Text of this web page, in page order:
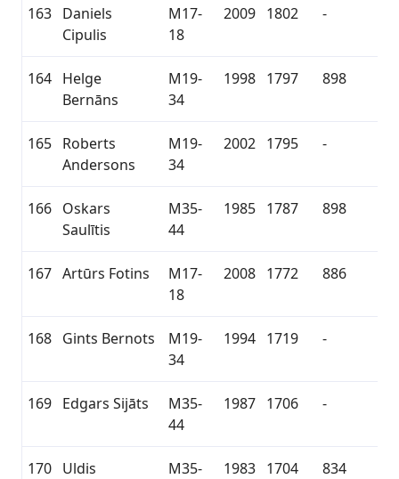
163 Daniels
Cipulis
M17-
18
2009 1802 -
164 Helge
Bernāns
M19-
34
1998 1797 898
165 Roberts
Andersons
M19-
34
2002 1795 -
166 Oskars
Saulītis
M35-
44
1985 1787 898
167 Artūrs Fotins
M17-
18
2008 1772 886
168 Gints Bernots
M19-
34
1994 1719 -
169 Edgars Sijāts
M35-
44
1987 1706 -
170 Uldis
M35-
1983 1704 834